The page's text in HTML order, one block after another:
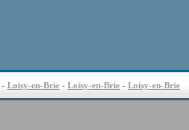
- Loisy-en-Brie - Loisy-en-Brie - Loisy-en-Brie